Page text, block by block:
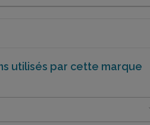
utilisés par cette marque